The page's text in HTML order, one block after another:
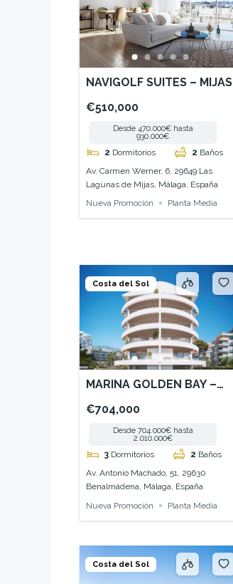
NAVIGOLF SUITES – MIJAS
€510,000
Desde 470.000€ hasta
930.000€
2 Dormitorios 2 Baños
Av. Carmen Werner, 6, 29649 Las
Lagunas de Mijas, Málaga, España
Nueva Promoción
Planta Media
Costa del Sol
MARINA GOLDEN BAY –
BENALMADENA
€704,000
Desde 704.000€ hasta
2.010.000€
3 Dormitorios 2 Baños
Av. Antonio Machado, 51, 29630
Benalmádena, Málaga, España
Nueva Promoción
Planta Media
Costa del Sol